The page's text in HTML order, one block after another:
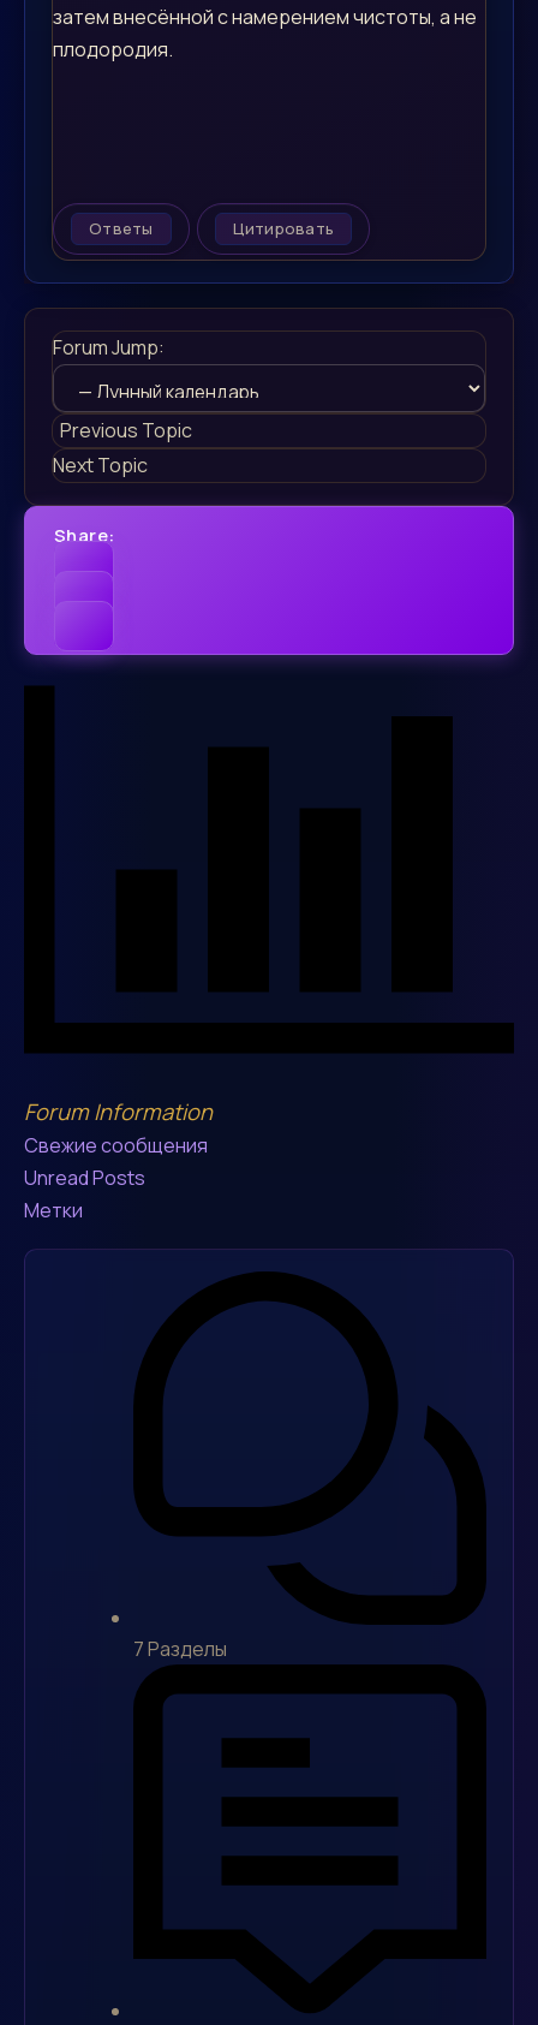
затем внесённой с намерением чистоты, а не
плодородия.
Ответы Цитировать
Forum Jump:
Previous Topic
Next Topic
Share:
Forum Information
Свежие сообщения
Unread Posts
Метки
7Разделы